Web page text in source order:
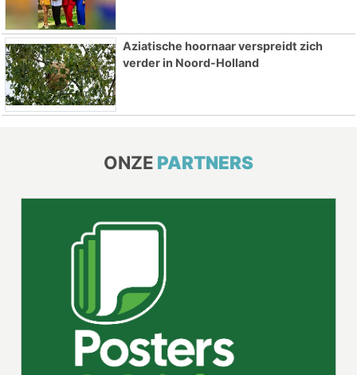
Aziatische hoornaar verspreidt zich
verder in Noord-Holland
ONZE PARTNERS